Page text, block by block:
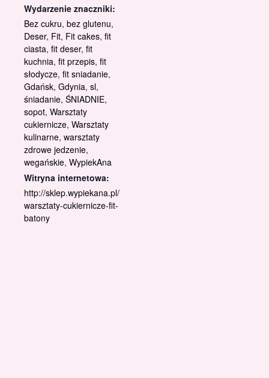
Wydarzenie znaczniki:
Bez cukru, bez glutenu,
Deser, Fit, Fit cakes, fit
ciasta, fit deser, fit
kuchnia, fit przepis, fit
słodycze, fit sniadanie,
Gdańsk, Gdynia, sl,
śniadanie, ŚNIADNIE,
sopot, Warsztaty
cukiernicze, Warsztaty
kulinarne, warsztaty
zdrowe jedzenie,
wegańskie, WypiekAna
Witryna internetowa:
http://sklep.wypiekana.pl/
warsztaty-cukiernicze-fit-
batony